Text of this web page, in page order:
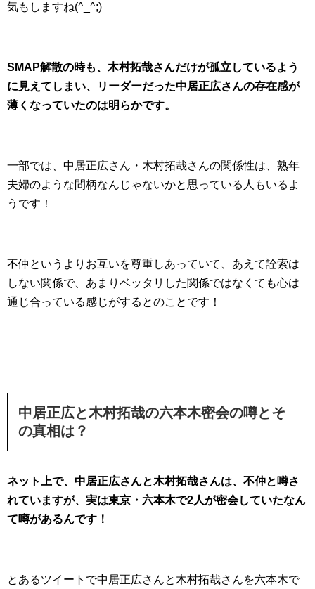
気もしますね(^_^;)
SMAP解散の時も、木村拓哉さんだけが孤立しているよう
に見えてしまい、リーダーだった中居正広さんの存在感が
薄くなっていたのは明らかです。
一部では、中居正広さん・木村拓哉さんの関係性は、熟年
夫婦のような間柄なんじゃないかと思っている人もいるよ
うです！
不仲というよりお互いを尊重しあっていて、あえて詮索は
しない関係で、あまりベッタリした関係ではなくても心は
通じ合っている感じがするとのことです！
中居正広と木村拓哉の六本木密会の噂とそ
の真相は？
ネット上で、中居正広さんと木村拓哉さんは、不仲と噂さ
れていますが、実は東京・六本木で2人が密会していたなん
て噂があるんです！
とあるツイートで中居正広さんと木村拓哉さんを六本木で